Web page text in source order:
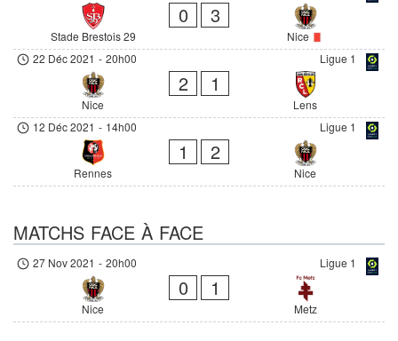
Stade Brestois 29
0 3
Nice
Ligue 1
22 Déc 2021 - 20h00
Nice
2 1
Lens
Ligue 1
12 Déc 2021 - 14h00
Rennes
1 2
Nice
MATCHS FACE À FACE
Ligue 1
27 Nov 2021 - 20h00
Nice
0 1
Metz